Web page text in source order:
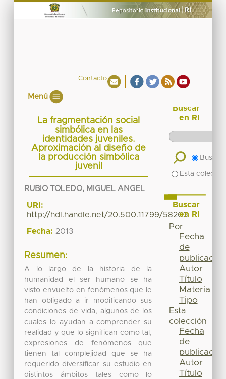
Contacto
Menú
La fragmentación social
simbólica en las
identidades juveniles.
Aproximación al diseño de
la producción simbólica
juvenil
RUBIO TOLEDO, MIGUEL ANGEL
URI:
http://hdl.handle.net/20.500.11799/58203
Fecha: 2013
Resumen:
A lo largo de la historia de la
humanidad el ser humano se ha
visto envuelto en fenómenos que le
han obligado a ir modificando sus
condiciones de vida, algunos de los
cuales lo ayudan a comprender su
realidad y que lo significan como tal,
expresiones de fenómenos que
tienen tal complejidad que se ha
requerido diversificar su estudio en
distintos ámbitos tales como lo
Buscar
en RI
Buscar
Esta
Buscar
en RI
Por
Fecha
de
publicación
Autor
Título
Materia
Tipo
Esta
colección
Fecha
de
publicación
Autor
Título